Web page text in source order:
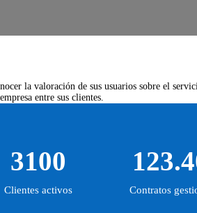
la valoración de sus usuarios sobre el
entre sus clientes.
3100
Clientes activos Contratos